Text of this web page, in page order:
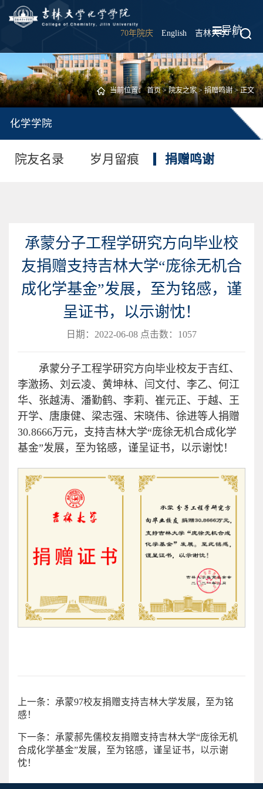
70年院庆 English 吉林大学 |
导航
当前位置：首页>院友之家>捐赠鸣谢> 正文
化学学院
院友名录 岁月留痕 捐赠鸣谢
承蒙分子工程学研究方向毕业校
友捐赠支持吉林大学“庞徐无机合
成化学基金”发展，至为铭感，谨
呈证书，以示谢忱！
日期：2022-06-08 点击数： 1057
承蒙分子工程学研究方向毕业校友于吉红、
李激扬、刘云凌、黄坤林、闫文付、李乙、何江
华、张越涛、潘勤鹤、李莉、崔元正、于越、王
开学、唐康健、梁志强、宋晓伟、徐进等人捐赠
30.8666万元，支持吉林大学“庞徐无机合成化学
基金”发展，至为铭感，谨呈证书，以示谢忱！
上一条：承蒙97校友捐赠支持吉林大学发展，至为铭
感！
下一条：承蒙郝先儒校友捐赠支持吉林大学“庞徐无机
合成化学基金”发展，至为铭感，谨呈证书，以示谢
忱！